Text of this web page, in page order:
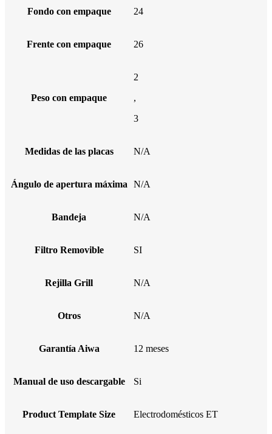
Fondo con empaque 24
Frente con empaque 26
Peso con empaque
2
,
3
Medidas de las placas N/A
Ángulo de apertura máxima N/A
Bandeja N/A
Filtro Removible SI
Rejilla Grill N/A
Otros N/A
Garantía Aiwa 12 meses
Manual de uso descargable Si
Product Template Size Electrodomésticos ET